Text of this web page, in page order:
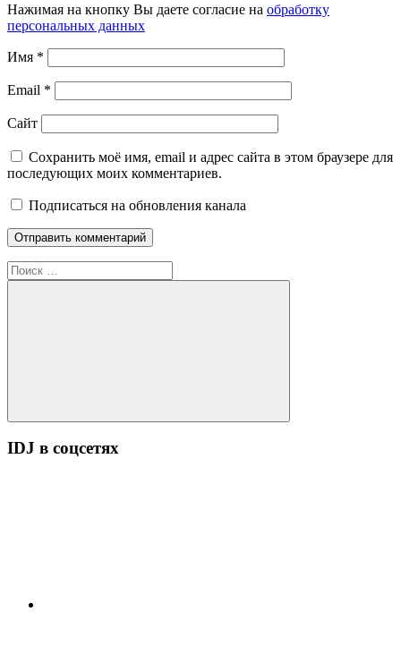
Нажимая на кнопку Вы даете согласие на обработку
персональных данных
Имя *
Email *
Сайт
Сохранить моё имя, email и адрес сайта в этом браузере для
последующих моих комментариев.
Подписаться на обновления канала
Поиск
для:
Поиск
IDJ в соцсетях